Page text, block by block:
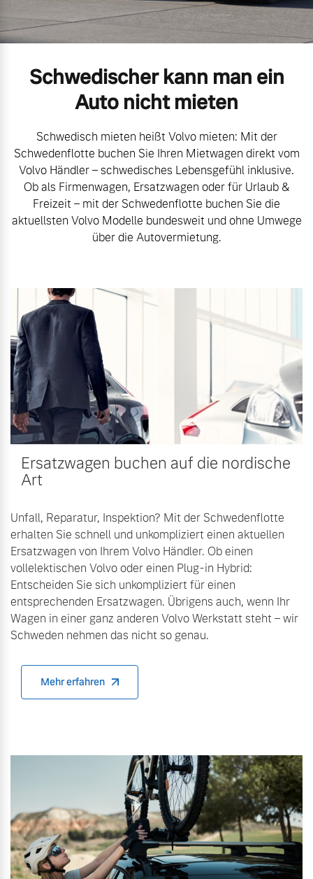
Mild-Hybrid
Geschäftskunden
Editionsmodelle
Konnektivität
Angebot anfragen
Fahrzeug konfigurieren
Sofort verfügbare Fahrzeuge
Volvo Selekt
Mehr erfahren
Editionsmodelle
Jetzt kennenlernen
Gebrauchtwagen
Aktuelle Zubehörangebote
Zubehörkatalog
Service by Volvo
Sie erhalten bei uns eine
Vielzahl von Original
Frühjahrscheck
Entdecken Sie unsere
saisonalen Angebote.
Mehr erfahren
Finanzierung & Leasing
Versicherung
Kontakt und Anfahrt
Schwedischer kann man ein
Auto nicht mieten
Schwedisch mieten heißt Volvo mieten: Mit der
Schwedenflotte buchen Sie Ihren Mietwagen direkt vom
Volvo Händler – schwedisches Lebensgefühl inklusive.
Ob als Firmenwagen, Ersatzwagen oder für Urlaub &
Freizeit – mit der Schwedenflotte buchen Sie die
aktuellsten Volvo Modelle bundesweit und ohne Umwege
über die Autovermietung.
Ersatzwagen buchen auf die nordische
Art
Unfall, Reparatur, Inspektion? Mit der Schwedenflotte
erhalten Sie schnell und unkompliziert einen aktuellen
Ersatzwagen von Ihrem Volvo Händler. Ob einen
vollelektischen Volvo oder einen Plug-in Hybrid:
Entscheiden Sie sich unkompliziert für einen
entsprechenden Ersatzwagen. Übrigens auch, wenn Ihr
Wagen in einer ganz anderen Volvo Werkstatt steht – wir
Schweden nehmen das nicht so genau.
Mehr erfahren